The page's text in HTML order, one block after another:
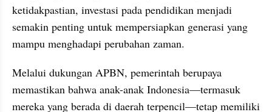
ketidakpastian, investasi pada pendidikan menjadi
semakin penting untuk mempersiapkan generasi yang
mampu menghadapi perubahan zaman.
Melalui dukungan APBN, pemerintah berupaya
memastikan bahwa anak-anak Indonesia—termasuk
mereka yang berada di daerah terpencil—tetap memiliki